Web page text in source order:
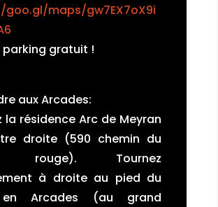
maps/gw7EX7oX9i
parking gratuit !
aux Arcades:
la résidence Arc de Meyran
droite (590 chemin du
rouge). Tournez
à droite au pied du
Arcades (au grand